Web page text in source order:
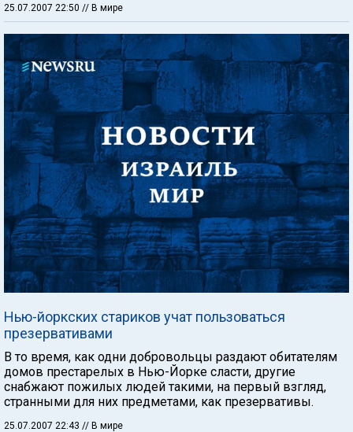
25.07.2007 22:50 // В мире
Нью-йоркских стариков учат пользоваться
презервативами
В то время, как одни добровольцы раздают обитателям
домов престарелых в Нью-Йорке сласти, другие
снабжают пожилых людей такими, на первый взгляд,
странными для них предметами, как презервативы.
25.07.2007 22:43 // В мире